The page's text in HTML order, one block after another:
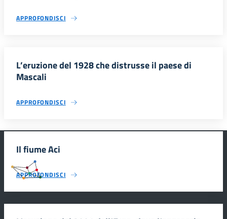
APPROFONDISCI
L’eruzione del 1928 che distrusse il paese di
Mascali
APPROFONDISCI
Il fiume Aci
APPROFONDISCI